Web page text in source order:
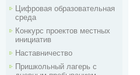
Цифровая образовательная
среда
Конкурс проектов местных
инициатив
Наставничество
Пришкольный лагерь с